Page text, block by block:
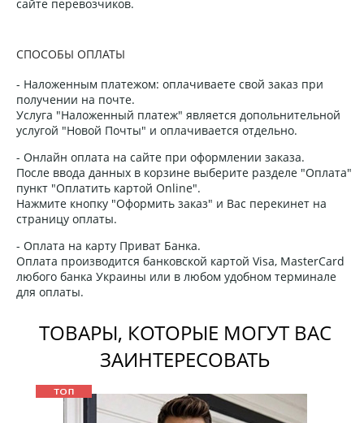
сайте перевозчиков.
СПОСОБЫ ОПЛАТЫ
- Наложенным платежом: оплачиваете свой заказ при
получении на почте.
Услуга "Наложенный платеж" является допольнительной
услугой "Новой Почты" и оплачивается отдельно.
- Онлайн оплата на сайте при оформлении заказа.
После ввода данных в корзине выберите разделе "Оплата"
пункт "Оплатить картой Online".
Нажмите кнопку "Оформить заказ" и Вас перекинет на
страницу оплаты.
- Оплата на карту Приват Банка.
Оплата производится банковской картой Visa, MasterCard
любого банка Украины или в любом удобном терминале
для оплаты.
ТОВАРЫ, КОТОРЫЕ МОГУТ ВАС
ЗАИНТЕРЕСОВАТЬ